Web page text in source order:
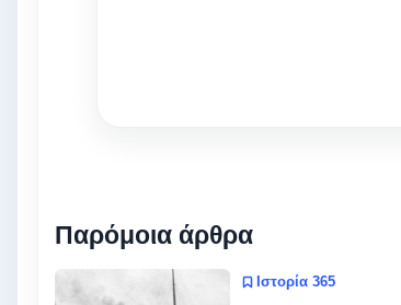
Παρόμοια άρθρα
Ιστορία 365